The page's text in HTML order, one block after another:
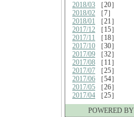
2018/03 ［20］
2018/02 ［7］
2018/01 ［21］
2017/12 ［15］
2017/11 ［18］
2017/10 ［30］
2017/09 ［32］
2017/08 ［11］
2017/07 ［25］
2017/06 ［54］
2017/05 ［26］
2017/04 ［25］
POWERED BY